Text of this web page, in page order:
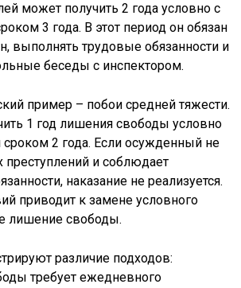
может получить 2 года условно с
3 года. В этот период он обязан
выполнять трудовые обязанности и
беседы с инспектором.
пример – побои средней тяжести.
1 год лишения свободы условно
2 года. Если осужденный не
и соблюдает
наказание не реализуется.
приводит к замене условного
лишение свободы.
различие подходов:
требует ежедневного